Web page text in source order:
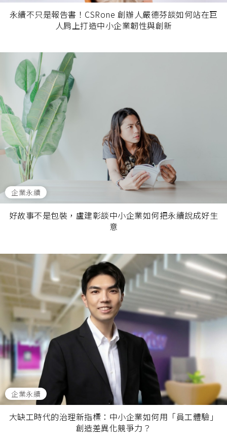
永續不只是報告書！CSRone 創辦人嚴德芬談如何站在巨
人肩上打造中小企業韌性與創新
企業永續
好故事不是包裝，盧建彰談中小企業如何把永續說成好生
意
企業永續
大缺工時代的治理新指標：中小企業如何用「員工體驗」
創造差異化競爭力？